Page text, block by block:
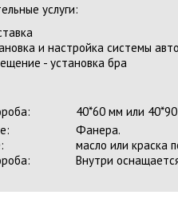
услуги:
и настройка системы
- установка бра
40*60 мм или
Фанера.
масло или краска
Внутри